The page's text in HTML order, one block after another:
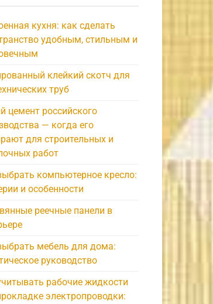
кухня: как сделать
удобным, стильным и
клейкий скотч для
труб
цемент российского
— когда его
для строительных и
работ
компьютерное кресло:
и особенности
реечные панели в
мебель для дома:
руководство
рабочие жидкости
электропроводки: